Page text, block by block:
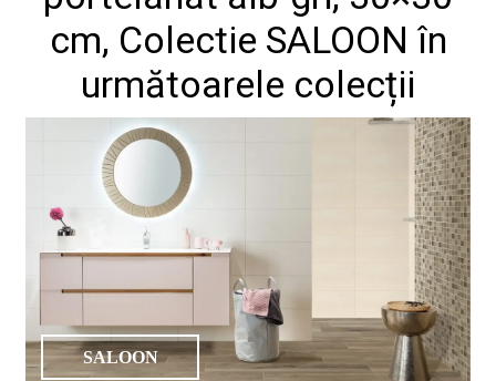
design"
Catalog
unde
cumpăr
Tutoriale
cm, Colectie SALOON în
următoarele colecții
SALOON